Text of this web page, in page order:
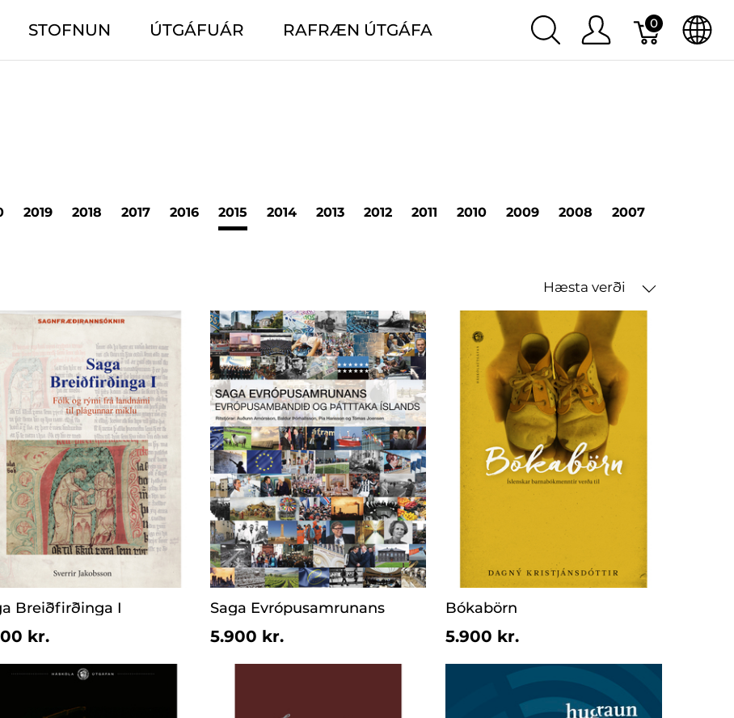
STOFNUN ÚTGÁFUÁR RAFRÆN ÚTGÁFA 0
2019 2018 2017 2016 2015 2014 2013 2012 2011 2010 2009 2008 2007
Hæsta verði
Breiðfirðinga I
kr.
Saga Evrópusamrunans
5.900 kr.
Bókabörn
5.900 kr.